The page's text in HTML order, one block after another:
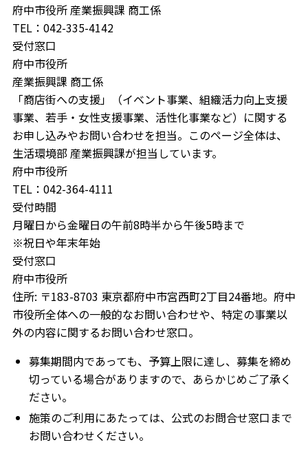
府中市役所 産業振興課 商工係
TEL：042-335-4142
受付窓口
府中市役所
産業振興課 商工係
「商店街への支援」（イベント事業、組織活力向上支援
事業、若手・女性支援事業、活性化事業など）に関する
お申し込みやお問い合わせを担当。このページ全体は、
生活環境部 産業振興課が担当しています。
府中市役所
TEL：042-364-4111
受付時間
月曜日から金曜日の午前8時半から午後5時まで
※祝日や年末年始
受付窓口
府中市役所
住所: 〒183-8703 東京都府中市宮西町2丁目24番地。府中
市役所全体への一般的なお問い合わせや、特定の事業以
外の内容に関するお問い合わせ窓口。
募集期間内であっても、予算上限に達し、募集を締め
切っている場合がありますので、あらかじめご了承く
ださい。
施策のご利用にあたっては、公式のお問合せ窓口まで
お問い合わせください。